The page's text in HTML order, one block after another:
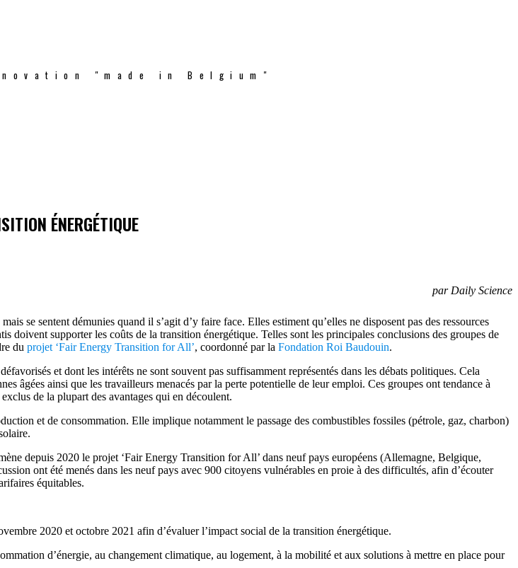
"made in Belgium"
ÉNERGÉTIQUE
par Daily Science
se sentent démunies quand il s’agit d’y faire face. Elles estiment qu’elles ne disposent pas des ressources
doivent supporter les coûts de la transition énergétique. Telles sont les principales conclusions des groupes de
du projet ‘Fair Energy Transition for All’, coordonné par la Fondation Roi Baudouin.
et dont les intérêts ne sont souvent pas suffisamment représentés dans les débats politiques. Cela
âgées ainsi que les travailleurs menacés par la perte potentielle de leur emploi. Ces groupes ont tendance à
de la plupart des avantages qui en découlent.
et de consommation. Elle implique notamment le passage des combustibles fossiles (pétrole, gaz, charbon)
depuis 2020 le projet ‘Fair Energy Transition for All’ dans neuf pays européens (Allemagne, Belgique,
ont été menés dans les neuf pays avec 900 citoyens vulnérables en proie à des difficultés, afin d’écouter
équitables.
2020 et octobre 2021 afin d’évaluer l’impact social de la transition énergétique.
d’énergie, au changement climatique, au logement, à la mobilité et aux solutions à mettre en place pour